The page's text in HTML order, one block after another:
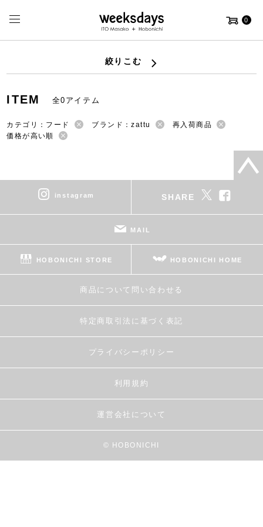
0
絞りこむ
ITEM 全0アイテム
カテゴリ：フード ブランド：zattu
再入荷商品
価格が高い順
instagram SHARE
MAIL
HOBONICHI STORE HOBONICHI HOME
商品について問い合わせる
特定商取引法に基づく表記
プライバシーポリシー
利用規約
運営会社について
© HOBONICHI